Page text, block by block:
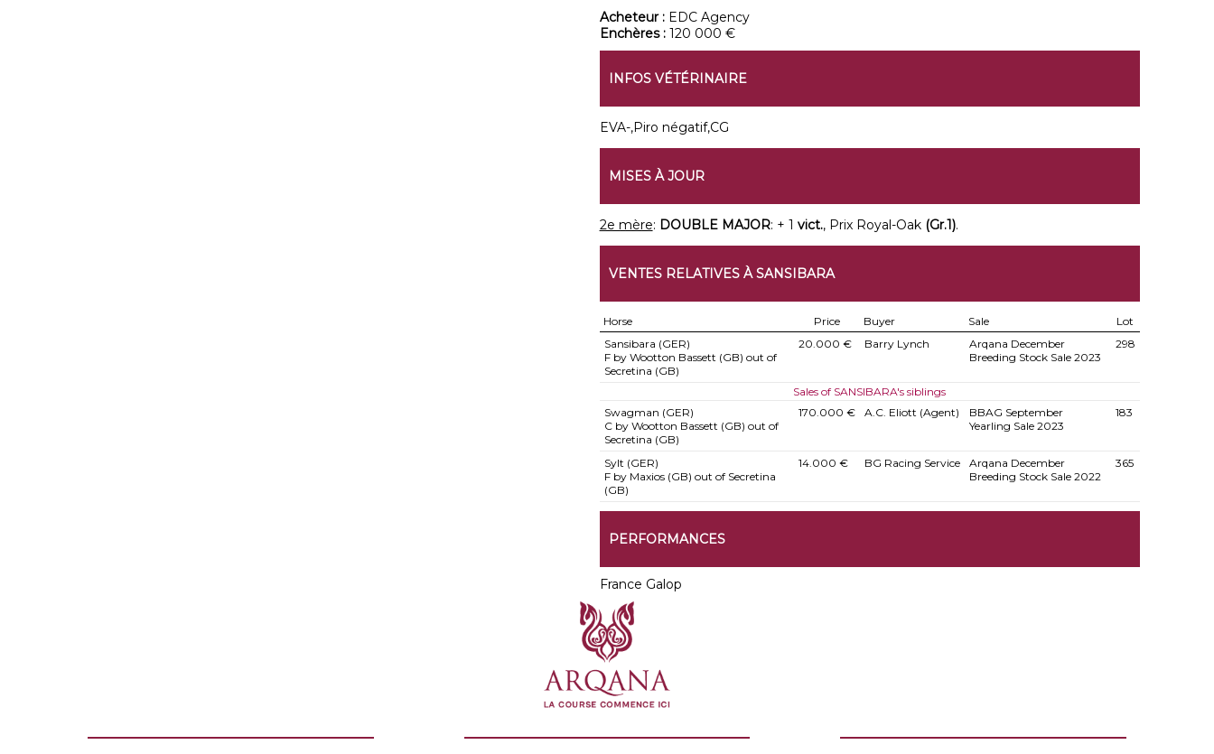
Acheteur : EDC Agency
Enchères : 120 000 €
INFOS VÉTÉRINAIRE
EVA-,Piro négatif,CG
MISES À JOUR
2e mère: DOUBLE MAJOR: + 1 vict., Prix Royal-Oak (Gr.1).
VENTES RELATIVES À SANSIBARA
Horse Price Buyer Sale
Lot
Sansibara (GER)
F by Wootton Bassett (GB) out of
Secretina (GB)
20.000 € Barry Lynch
Arqana December
Breeding Stock Sale 2023
298
Sales of SANSIBARA's siblings
Swagman (GER)
C by Wootton Bassett (GB) out of
Secretina (GB)
170.000 € A.C. Eliott (Agent)
BBAG September
Yearling Sale 2023
183
Sylt (GER)
F by Maxios (GB) out of Secretina
(GB)
14.000 € BG Racing Service
Arqana December
Breeding Stock Sale 2022
365
PERFORMANCES
France Galop